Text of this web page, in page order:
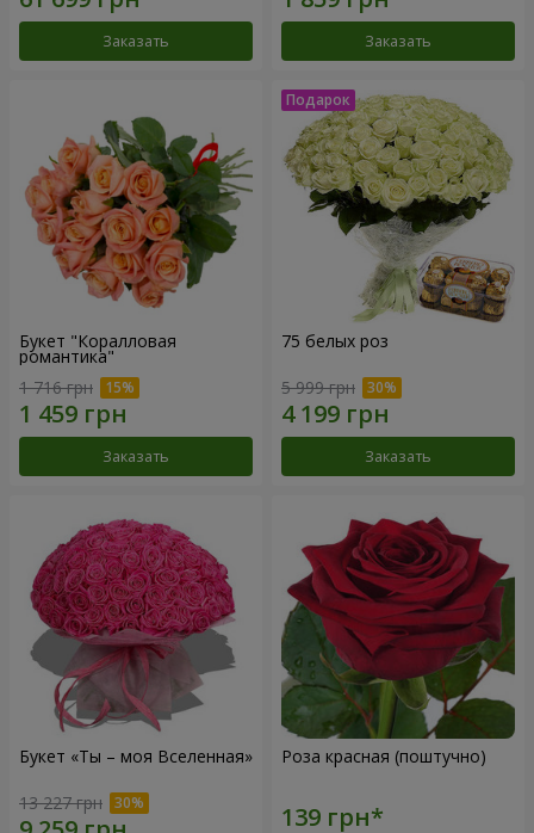
Заказать Заказать
Букет "Коралловая
романтика"
1 716 грн
Заказать
75 белых роз
5 999 грн
Заказать
Букет «Ты – моя Вселенная»
13 227 грн
Роза красная (поштучно)